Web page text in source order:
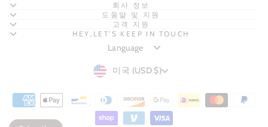
회사 정보
도움말 및 지원
고객 지원
HEY,LET'S KEEP IN TOUCH
CURRENCY
미국 (USD $)